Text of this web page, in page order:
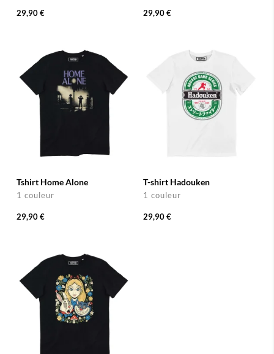
29,90 € 29,90 €
Tshirt Home Alone
1 couleur
29,90 €
T-shirt Hadouken
1 couleur
29,90 €